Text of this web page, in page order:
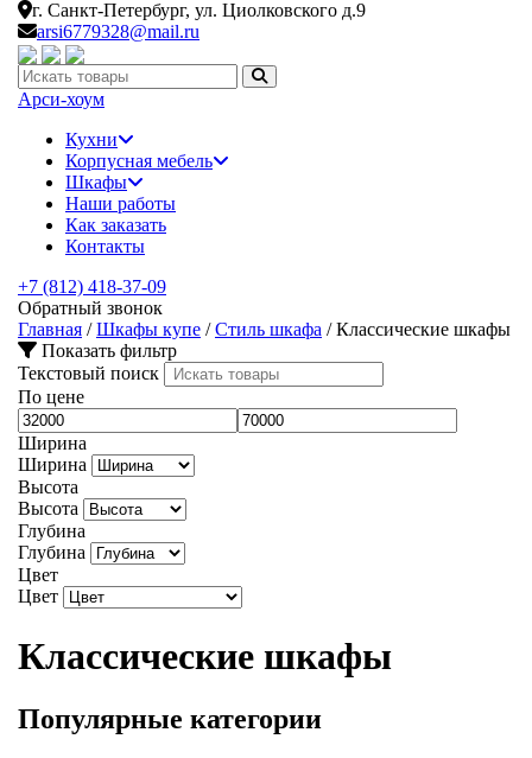
г. Санкт-Петербург, ул. Циолковского д.9
arsi6779328@mail.ru
Искать:
Арси-хоум
Кухни
Корпусная мебель
Шкафы
Наши работы
Как заказать
Контакты
+7 (812) 418-37-09
Обратный звонок
Главная /Шкафы купе /Стиль шкафа /Классические шкафы
Показать фильтр
Текстовый поиск
По цене
Ширина
Ширина
Высота
Высота
Глубина
Глубина
Цвет
Цвет
Классические шкафы
Популярные категории